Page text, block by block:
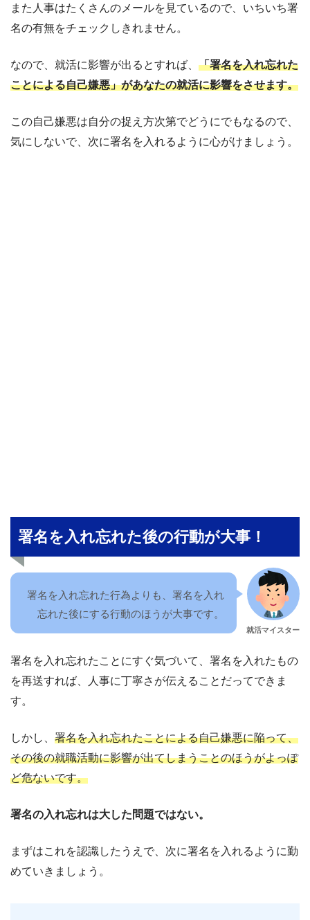
また人事はたくさんのメールを見ているので、いちいち署
名の有無をチェックしきれません。
なので、就活に影響が出るとすれば、 「署名を入れ忘れた
ことによる自己嫌悪」があなたの就活に影響をさせます。
この自己嫌悪は自分の捉え方次第でどうにでもなるので、
気にしないで、次に署名を入れるように心がけましょう。
署名を入れ忘れた後の行動が大事！
就活マイスター
署名を入れ忘れた行為よりも、署名を入れ
忘れた後にする行動のほうが大事です。
署名を入れ忘れたことにすぐ気づいて、署名を入れたもの
を再送すれば、人事に丁寧さが伝えることだってできま
す。
しかし、 署名を入れ忘れたことによる自己嫌悪に陥って、
その後の就職活動に影響が出てしまうことのほうがよっぽ
ど危ないです。
署名の入れ忘れは大した問題ではない。
まずはこれを認識したうえで、次に署名を入れるように勤
めていきましょう。